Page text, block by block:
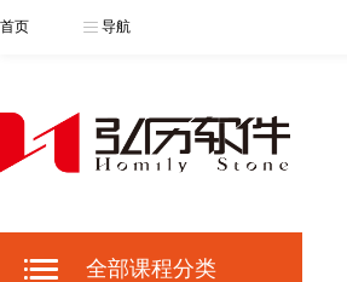
首页 导航
全部课程分类